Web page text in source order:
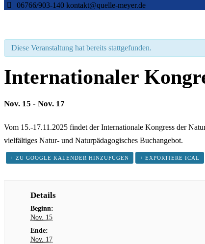
06766/903-140 kontakt@quelle-meyer.de
Diese Veranstaltung hat bereits stattgefunden.
Internationaler
Nov. 15 - Nov. 17
Vom 15.-17.11.2025 findet der Internationale Kongress der
vielfältiges Natur- und Naturpädagogisches Buchangebot.
+ ZU GOOGLE KALENDER HINZUFÜGEN + EXPORTIERE ICAL
Details
Beginn:
Nov. 15
Ende:
Nov. 17